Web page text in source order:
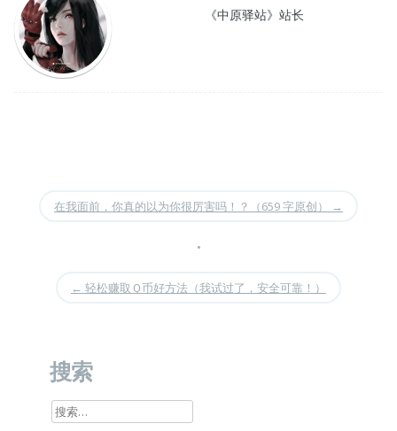
《中原驿站》站长
在我面前，你真的以为你很厉害吗！？（659 字原创） →
•
← 轻松赚取Ｑ币好方法（我试过了，安全可靠！）
搜索
搜